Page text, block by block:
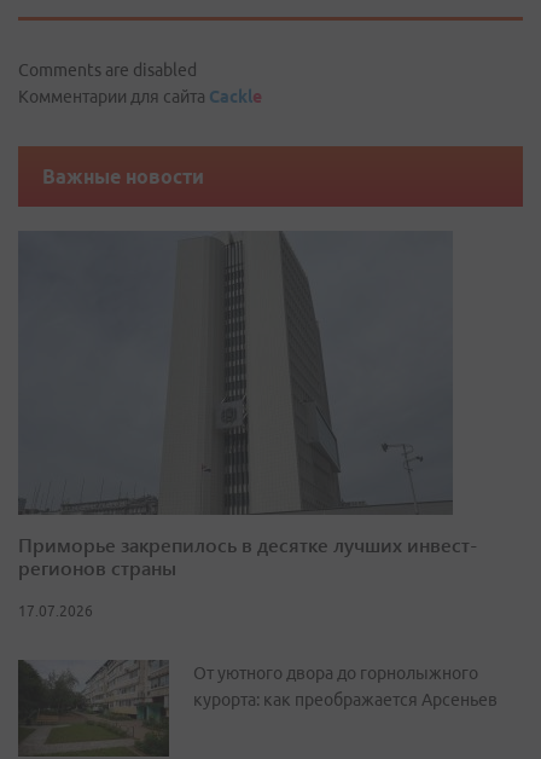
Comments are disabled
Комментарии для сайта Cackle
Важные новости
Приморье закрепилось в десятке лучших инвест-
регионов страны
17.07.2026
От уютного двора до горнолыжного
курорта: как преображается Арсеньев